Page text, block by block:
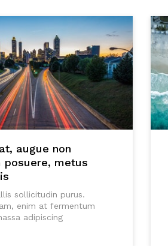
augue non
posuere, metus
sollicitudin purus.
enim at fermentum
adipiscing